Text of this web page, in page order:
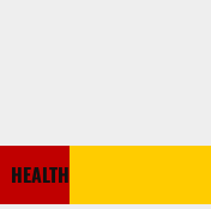
HEALTH